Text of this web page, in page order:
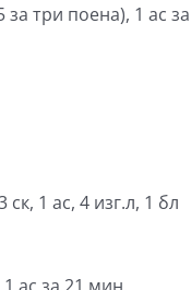
три поена), 1 ас за
1 ас, 4 изг.л, 1 бл
ас за 21 мин.